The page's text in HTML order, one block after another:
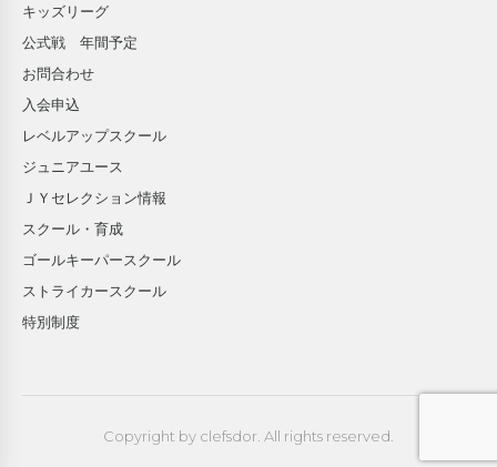
キッズリーグ
公式戦 年間予定
お問合わせ
入会申込
レベルアップスクール
ジュニアユース
ＪＹセレクション情報
スクール・育成
ゴールキーパースクール
ストライカースクール
特別制度
Copyright by clefsdor. All rights reserved.